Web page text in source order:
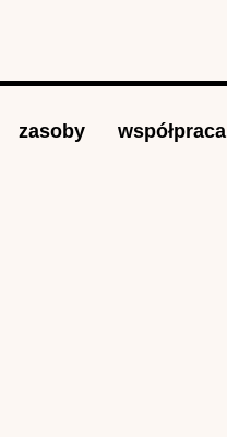
zasoby współpraca